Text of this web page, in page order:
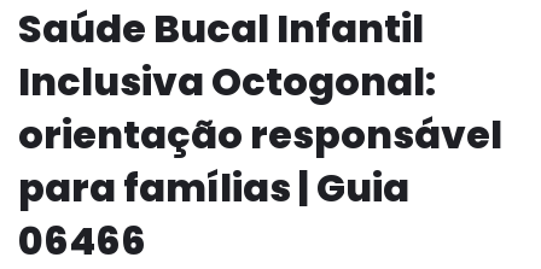
conteúdo
Saúde Bucal Infantil
Inclusiva Octogonal:
orientação responsável
para famílias | Guia
06466